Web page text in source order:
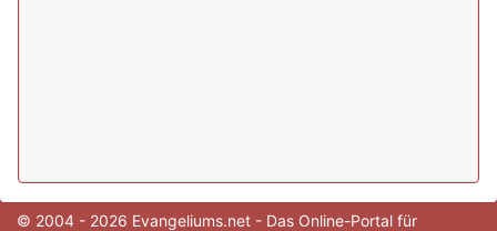
© 2004 - 2026 Evangeliums.net - Das Online-Portal für